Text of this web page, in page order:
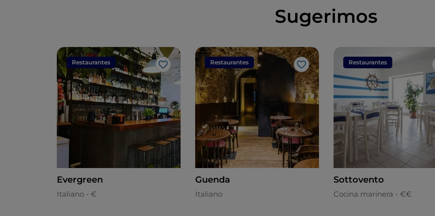
Sugerimos
Restaurantes
Me gusta
Evergreen
Italiano - €
Restaurantes
Me gusta
Guenda
Italiano
Restaurantes
Sottovento
Cocina marinera - €€